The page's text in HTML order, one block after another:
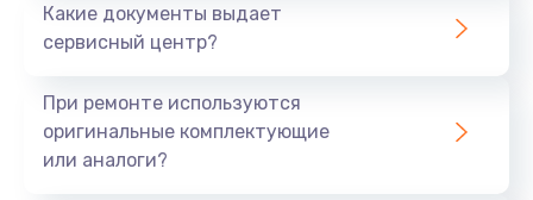
Заказать
Какие документы выдает
сервисный центр?
При ремонте используются
оригинальные комплектующие
или аналоги?